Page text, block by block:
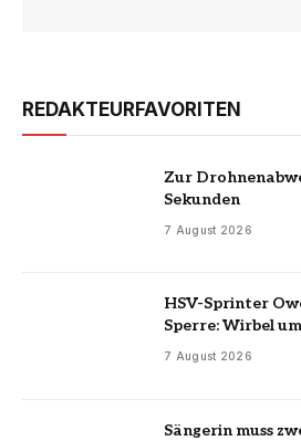
REDAKTEURFAVORITEN
Zur
Sekunden
7 August 2026
HSV-Sprinter
Sperre: Wirbel
7 August 2026
Sängerin muss